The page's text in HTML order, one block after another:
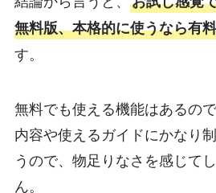
無料版、本格的に使うなら有
す。
無料でも使える機能はあるの
内容や使えるガイドにかなり
うので、物足りなさを感じて
ん。